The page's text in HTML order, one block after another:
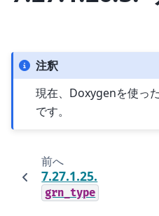
注釈
現在、Doxygenを使っ
です。
前へ
7.27.1.25.
grn_type